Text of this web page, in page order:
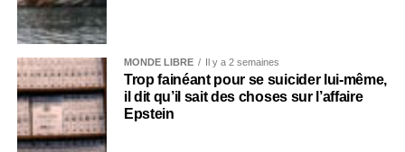
MONDE LIBRE Il y a 2 semaines
Trop fainéant pour se suicider lui-même,
il dit qu’il sait des choses sur l’affaire
Epstein